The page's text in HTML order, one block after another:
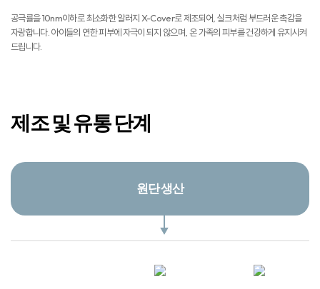
공극률을 10nm이하로 최소화한 알러지 X-Cover로 제조되어, 실크처럼 부드러운 촉감을
자랑합니다. 아이들의 연한 피부에 자극이 되지 않으며, 온 가족의 피부를 건강하게 유지시켜
드립니다.
제조 및 유통 단계
원단 생산